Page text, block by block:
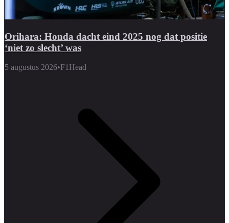
Orihara: Honda dacht eind 2025 nog dat positie
‘niet zo slecht’ was
5 augustus 2026•F1Head